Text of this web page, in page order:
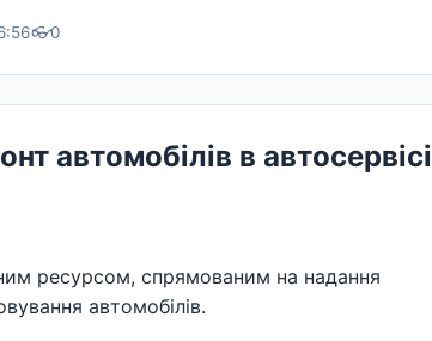
👓0
автомобілів в автосервісі
ресурсом, спрямованим на надання
автомобілів.